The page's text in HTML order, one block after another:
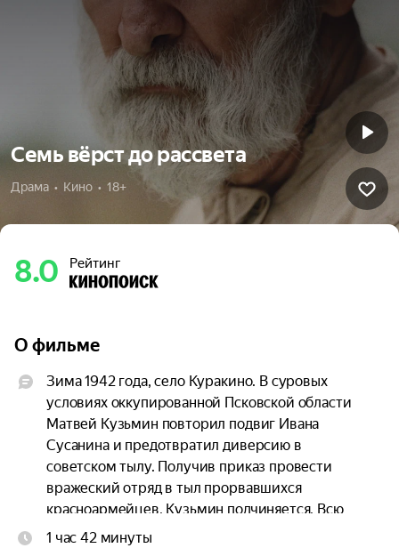
Семь вёрст до рассвета
Драма  •  Кино  •  18+
8.0 Рейтинг
О фильме
Зима 1942 года, село Куракино. В суровых
условиях оккупированной Псковской области
Матвей Кузьмин повторил подвиг Ивана
Сусанина и предотвратил диверсию в
советском тылу. Получив приказ провести
вражеский отряд в тыл прорвавшихся
красноармейцев, Кузьмин подчиняется. Всю
ночь он водит немцев сквозь метель по
1 час 42 минуты